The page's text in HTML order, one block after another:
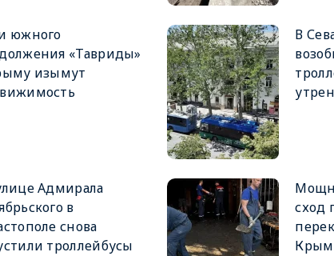
южного
«Тавриды»
изымут
В
Адмирала
в
снова
троллейбусы
сход